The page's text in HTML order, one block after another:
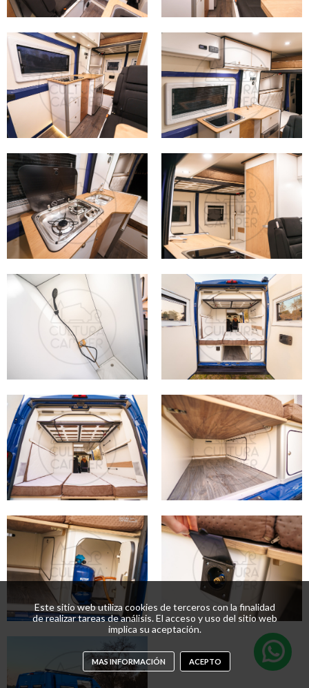
Este sitio web utiliza cookies de terceros con la finalidad
de realizar tareas de análisis. El acceso y uso del sitio web
implica su aceptación.
MAS INFORMACIÓN ACEPTO